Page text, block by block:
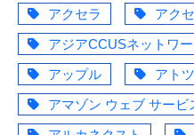
アクセラ
アク
アジアCCUSネットワ
アップル
アト
アマゾン ウェブ サービ